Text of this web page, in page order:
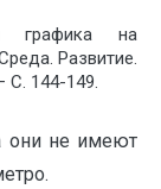
графика на
Развитие.
144-149.
они не имеют